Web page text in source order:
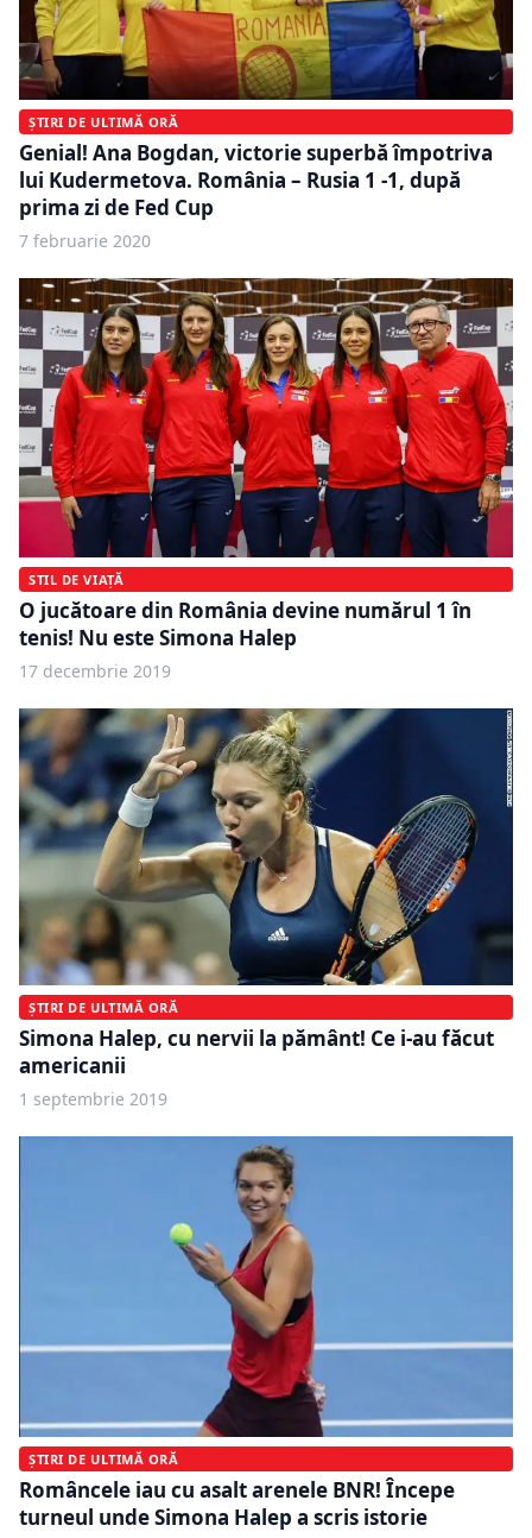
ȘTIRI DE ULTIMĂ ORĂ
Genial! Ana Bogdan, victorie superbă împotriva
lui Kudermetova. România – Rusia 1 -1, după
prima zi de Fed Cup
7 februarie 2020
STIL DE VIAȚĂ
O jucătoare din România devine numărul 1 în
tenis! Nu este Simona Halep
17 decembrie 2019
ȘTIRI DE ULTIMĂ ORĂ
Simona Halep, cu nervii la pământ! Ce i-au făcut
americanii
1 septembrie 2019
ȘTIRI DE ULTIMĂ ORĂ
Româncele iau cu asalt arenele BNR! Începe
turneul unde Simona Halep a scris istorie